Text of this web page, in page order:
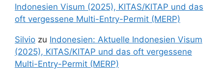
Indonesien Visum (2025), KITAS/KITAP und das
oft vergessene Multi-Entry-Permit (MERP)
Silvio zu Indonesien: Aktuelle Indonesien Visum
(2025), KITAS/KITAP und das oft vergessene
Multi-Entry-Permit (MERP)